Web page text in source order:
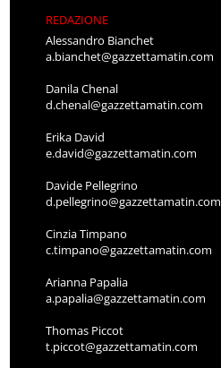
REDAZIONE
Alessandro Bianchet
a.bianchet@gazzettamatin.com
Danila Chenal
d.chenal@gazzettamatin.com
Erika David
e.david@gazzettamatin.com
Davide Pellegrino
d.pellegrino@gazzettamatin.com
Cinzia Timpano
c.timpano@gazzettamatin.com
Arianna Papalia
a.papalia@gazzettamatin.com
Thomas Piccot
t.piccot@gazzettamatin.com